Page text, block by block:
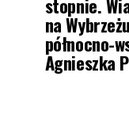
stopnie.
na
północno-
Agnieszka